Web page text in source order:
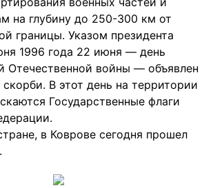
на глубину до 250-300 км от
границы. Указом президента
1996 года 22 июня — день
Отечественной войны — объявлен
В этот день на территории
Государственные флаги
в Коврове сегодня прошел